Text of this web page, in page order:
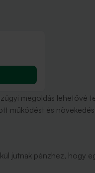
megoldás lehetővé
működést és
jutnak pénzhez, hogy